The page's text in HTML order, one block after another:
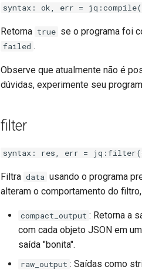
syntax: ok, err =
Retorna true se o programa foi
failed .
Observe que atualmente não é
dúvidas, experimente seu
filter
syntax: res, err =
Filtra data usando o programa
alteram o comportamento do
compact_output : Retorna a
com cada objeto JSON em
saída "bonita".
raw_output : Saídas como